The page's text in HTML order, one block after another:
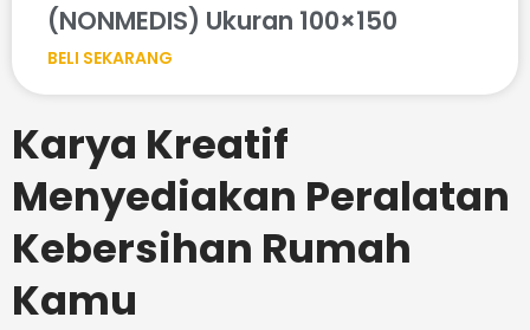
(NONMEDIS) Ukuran 100×150
BELI SEKARANG
Karya Kreatif
Menyediakan Peralatan
Kebersihan Rumah
Kamu